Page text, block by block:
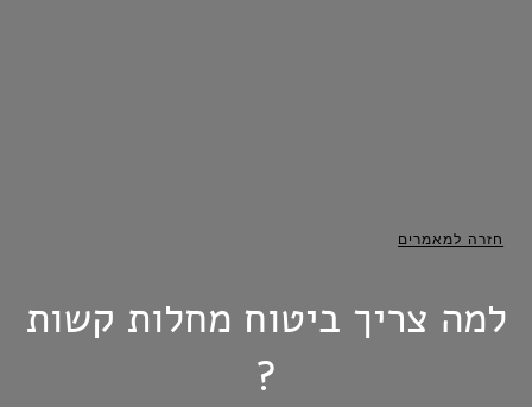
חזרה למאמרים
למה צריך ביטוח מחלות קשות
?